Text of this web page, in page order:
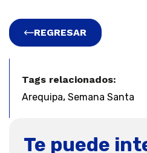
REGRESAR
Tags relacionados:
Arequipa, Semana Santa
Te puede